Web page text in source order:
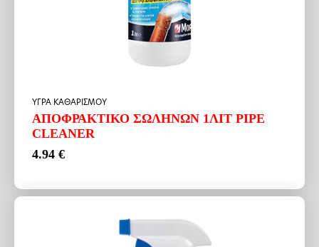
ΥΓΡΑ ΚΑΘΑΡΙΣΜΟΥ
ΑΠΟΦΡΑΚΤΙΚΟ ΣΩΛΗΝΩΝ 1ΛΙΤ PIPE
CLEANER
4.94 €